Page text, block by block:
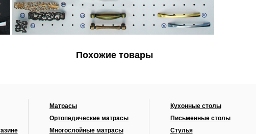
Похожие товары
Матрасы
Ортопедические матрасы
Многослойные матрасы
Кухонные столы
Письменные столы
Стулья